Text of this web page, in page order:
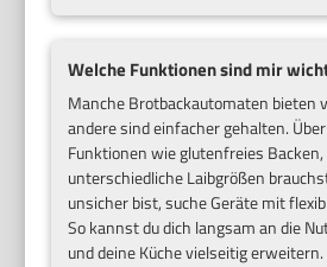
Welche Funktionen sind mir
Manche Brotbackautomaten bieten
andere sind einfacher gehalten.
Funktionen wie glutenfreies
unterschiedliche Laibgrößen
unsicher bist, suche Geräte mit
So kannst du dich langsam an die
und deine Küche vielseitig erweitern.